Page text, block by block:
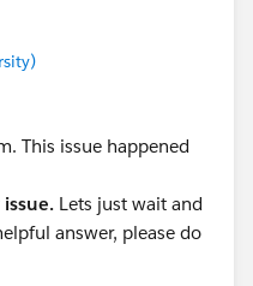
This issue happened
Lets just wait and
answer, please do